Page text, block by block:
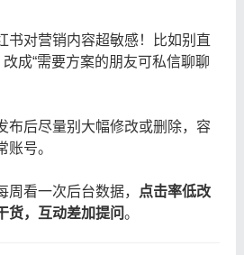
书对营销内容超敏感！比如别直
改成“需要方案的朋友可私信聊聊
布后尽量别大幅修改或删除，容
账号。
周看一次后台数据，
点击率低改
货，互动差加提问。